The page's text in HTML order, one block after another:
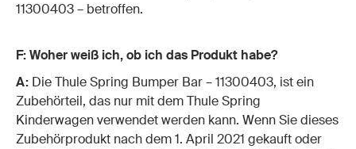
11300403 – betroffen.
F: Woher weiß ich, ob ich das Produkt habe?
A: Die Thule Spring Bumper Bar – 11300403, ist ein
Zubehörteil, das nur mit dem Thule Spring
Kinderwagen verwendet werden kann. Wenn Sie dieses
Zubehörprodukt nach dem 1. April 2021 gekauft oder